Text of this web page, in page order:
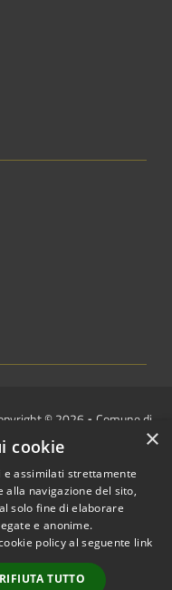
© 2026 • Comune di
Villongo • Powered by
redazione
×
cookie
e assimilati strettamente
alla navigazione del sito,
solo fine di elaborare
e anonime.
policy al seguente link
RIFIUTA TUTTO